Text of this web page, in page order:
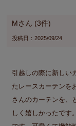
M 3
投稿日 2025/09/24
引越しの際に新しい
たレースカーテンを
さんのカーテンを、
しく嬉しかったです